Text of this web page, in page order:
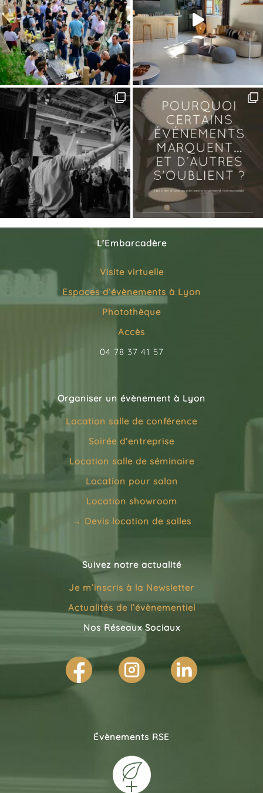
L’Embarcadère
Visite virtuelle
Espaces d’évènements à Lyon
Photothèque
Accès
04 78 37 41 57
Organiser un évènement à Lyon
Location salle de conférence
Soirée d’entreprise
Location salle de séminaire
Location pour salon
Location showroom
→ Devis location de salles
Suivez notre actualité
Je m’inscris à la Newsletter
Actualités de l’évènementiel
Nos Réseaux Sociaux
Évènements RSE